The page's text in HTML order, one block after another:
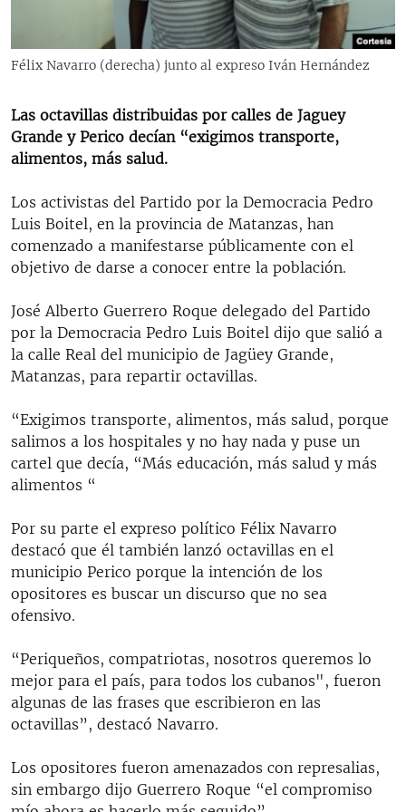
ESPECIALES
LA REALIDAD DE LA VIVIENDA EN CUBA
SER VIEJO EN CUBA
LOS SANTOS DE HIALEAH
DESINFORMACIÓN RUSA EN AMÉRICA LATINA
LA INVASIÓN DE RUSIA A UCRANIA
EDITORIALES
SÍGUENOS
Félix Navarro (derecha) junto al expreso Iván Hernández
Las octavillas distribuidas por calles de Jaguey
Grande y Perico decían “exigimos transporte,
alimentos, más salud.
Los activistas del Partido por la Democracia Pedro
Luis Boitel, en la provincia de Matanzas, han
comenzado a manifestarse públicamente con el
objetivo de darse a conocer entre la población.
José Alberto Guerrero Roque delegado del Partido
por la Democracia Pedro Luis Boitel dijo que salió a
la calle Real del municipio de Jagüey Grande,
Matanzas, para repartir octavillas.
“Exigimos transporte, alimentos, más salud, porque
salimos a los hospitales y no hay nada y puse un
cartel que decía, “Más educación, más salud y más
alimentos “
Por su parte el expreso político Félix Navarro
destacó que él también lanzó octavillas en el
municipio Perico porque la intención de los
opositores es buscar un discurso que no sea
ofensivo.
“Periqueños, compatriotas, nosotros queremos lo
mejor para el país, para todos los cubanos", fueron
algunas de las frases que escribieron en las
octavillas”, destacó Navarro.
Los opositores fueron amenazados con represalias,
sin embargo dijo Guerrero Roque “el compromiso